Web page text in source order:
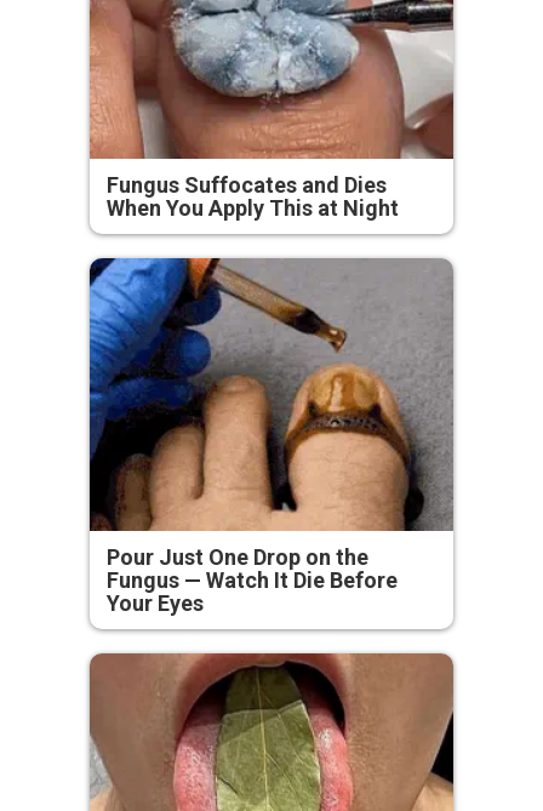
Fungus Suffocates and Dies
When You Apply This at Night
Pour Just One Drop on the
Fungus — Watch It Die Before
Your Eyes